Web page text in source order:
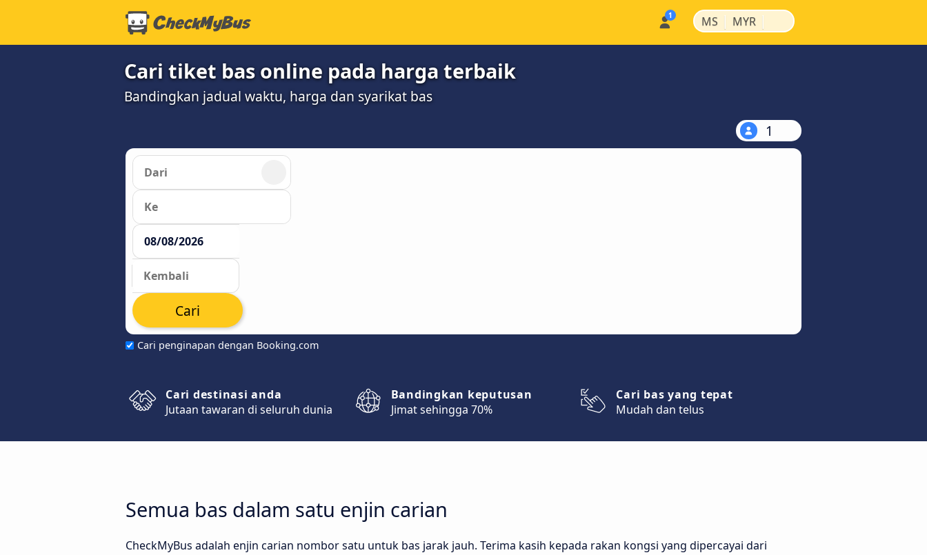
MS | MYR |
Cari tiket bas online pada harga terbaik
Bandingkan jadual waktu, harga dan syarikat bas
1
Cari penginapan dengan Booking.com
Cari
Cari destinasi anda
Jutaan tawaran di seluruh dunia
Bandingkan keputusan
Jimat sehingga 70%
Cari bas yang tepat
Mudah dan telus
Semua bas dalam satu enjin carian
CheckMyBus adalah enjin carian nombor satu untuk bas jarak jauh. Terima kasih kepada rakan kongsi yang dipercayai dari